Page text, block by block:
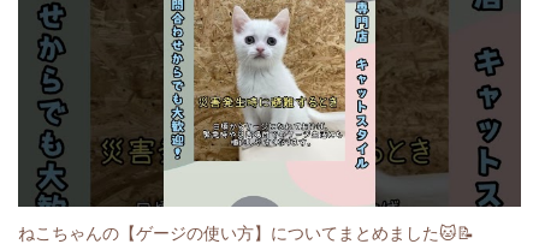
ねこちゃんの【ゲージの使い方】についてまとめました️🐱📝